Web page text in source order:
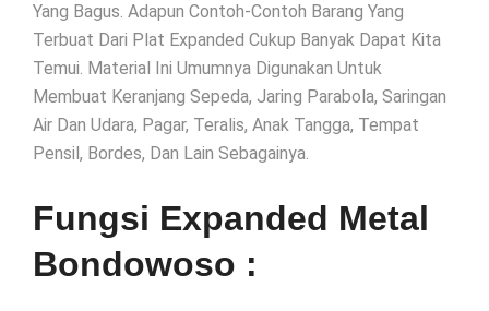
Yang Bagus. Adapun Contoh-Contoh Barang Yang
Terbuat Dari Plat Expanded Cukup Banyak Dapat Kita
Temui. Material Ini Umumnya Digunakan Untuk
Membuat Keranjang Sepeda, Jaring Parabola, Saringan
Air Dan Udara, Pagar, Teralis, Anak Tangga, Tempat
Pensil, Bordes, Dan Lain Sebagainya.
Fungsi Expanded Metal
Bondowoso :